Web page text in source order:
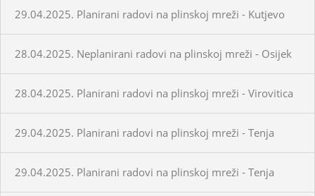
29.04.2025. Planirani radovi na plinskoj mreži - Kutjevo
28.04.2025. Neplanirani radovi na plinskoj mreži - Osijek
28.04.2025. Planirani radovi na plinskoj mreži - Virovitica
29.04.2025. Planirani radovi na plinskoj mreži - Tenja
29.04.2025. Planirani radovi na plinskoj mreži - Tenja